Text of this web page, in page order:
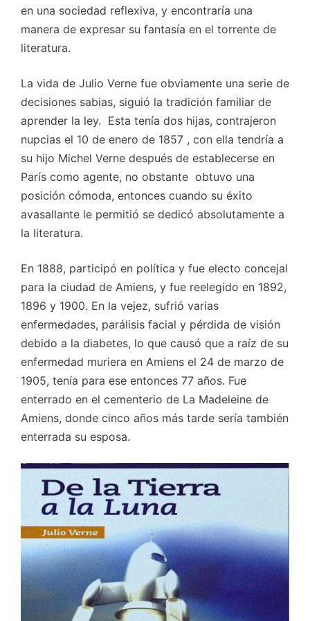
en una sociedad reflexiva, y encontraría una
manera de expresar su fantasía en el torrente de
literatura.
La vida de Julio Verne fue obviamente una serie de
decisiones sabias, siguió la tradición familiar de
aprender la ley. Esta tenía dos hijas, contrajeron
nupcias el 10 de enero de 1857 , con ella tendría a
su hijo Michel Verne después de establecerse en
París como agente, no obstante obtuvo una
posición cómoda, entonces cuando su éxito
avasallante le permitió se dedicó absolutamente a
la literatura.
En 1888, participó en política y fue electo concejal
para la ciudad de Amiens, y fue reelegido en 1892,
1896 y 1900. En la vejez, sufrió varias
enfermedades, parálisis facial y pérdida de visión
debido a la diabetes, lo que causó que a raíz de su
enfermedad muriera en Amiens el 24 de marzo de
1905, tenía para ese entonces 77 años. Fue
enterrado en el cementerio de La Madeleine de
Amiens, donde cinco años más tarde sería también
enterrada su esposa.